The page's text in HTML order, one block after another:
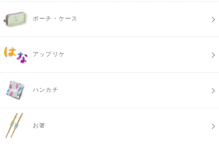
ポーチ・ケース
アップリケ
ハンカチ
お箸